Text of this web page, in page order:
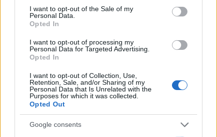
consent section.
I want to opt-out of the Sale of my
Personal Data.
Opted In
I want to opt-out of processing my
Personal Data for Targeted Advertising.
Opted In
I want to opt-out of Collection, Use,
Retention, Sale, and/or Sharing of my
Personal Data that Is Unrelated with the
Purposes for which it was collected.
Opted Out
Google consents
Πιο σχολιασμένα
Καρυστιανού - Η επόμενη μέρα για την
«Ελπίδα για τη Δημοκρατία»
κατασκευή του αεροσκάφους που θα
επιχειρεί και τη νύχτα στα μέτωπα της
φωτιάς
Βγήκαν ξανά τα μαχαίρια στην Ελπίδα
για τη Δημοκρατία: «Καρυστιανού,
Γρατσία και Γαλανός μετέτρεψαν το